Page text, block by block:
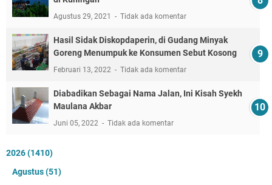
Agustus 29, 2021 Tidak ada komentar
Hasil Sidak Diskopdaperin, di Gudang Minyak
Goreng Menumpuk ke Konsumen Sebut Kosong
Februari 13, 2022 Tidak ada komentar
Diabadikan Sebagai Nama Jalan, Ini Kisah Syekh
Maulana Akbar
Juni 05, 2022 Tidak ada komentar
2026(1410)
Agustus(51)